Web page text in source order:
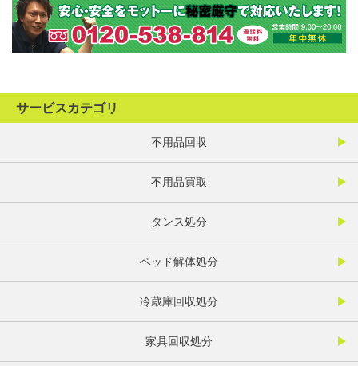
サービスカテゴリ
不用品回収
不用品買取
タンス処分
ベッド解体処分
冷蔵庫回収処分
家具回収処分